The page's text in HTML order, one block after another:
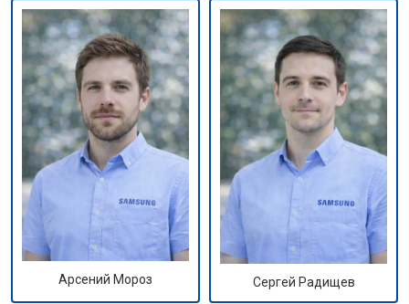
Арсений Мороз Сергей Радищев